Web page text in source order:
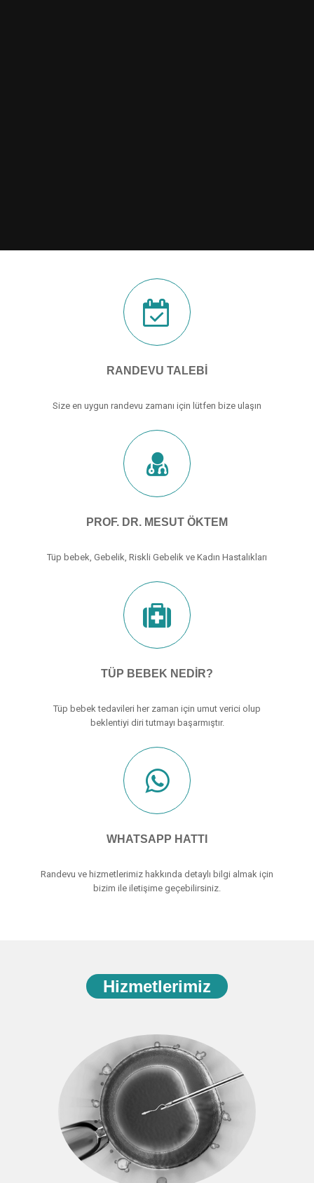
RANDEVU TALEBI
Size en uygun randevu zamanı için lütfen bize ulaşın
PROF. DR. MESUT ÖKTEM
Tüp bebek, Gebelik, Riskli Gebelik ve Kadın Hastalıkları
TÜP BEBEK NEDIR?
Tüp bebek tedavileri her zaman için umut verici olup
beklentiyi diri tutmayı başarmıştır.
WHATSAPP HATTI
Randevu ve hizmetlerimiz hakkında detaylı bilgi almak için
bizim ile iletişime geçebilirsiniz.
Hizmetlerimiz